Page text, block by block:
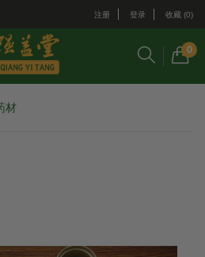
注册 登录 收藏 (0)
0
材